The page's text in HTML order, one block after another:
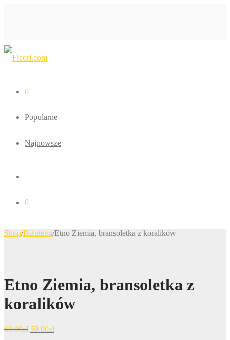
0
Popularne
Najnowsze
0
Shop/Biżuteria/Etno Ziemia, bransoletka z koralików
Etno Ziemia, bransoletka z
koralików
69.00zł 59.00zł